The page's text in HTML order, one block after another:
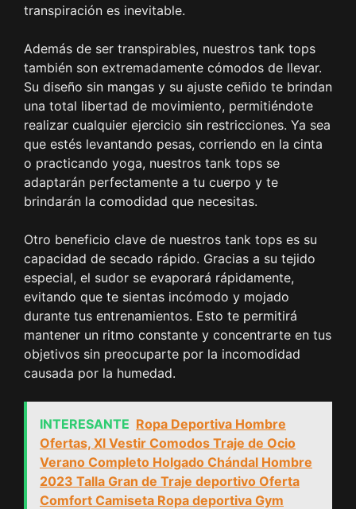
transpiración es inevitable.
Además de ser transpirables, nuestros tank tops
también son extremadamente cómodos de llevar.
Su diseño sin mangas y su ajuste ceñido te brindan
una total libertad de movimiento, permitiéndote
realizar cualquier ejercicio sin restricciones. Ya sea
que estés levantando pesas, corriendo en la cinta
o practicando yoga, nuestros tank tops se
adaptarán perfectamente a tu cuerpo y te
brindarán la comodidad que necesitas.
Otro beneficio clave de nuestros tank tops es su
capacidad de secado rápido. Gracias a su tejido
especial, el sudor se evaporará rápidamente,
evitando que te sientas incómodo y mojado
durante tus entrenamientos. Esto te permitirá
mantener un ritmo constante y concentrarte en tus
objetivos sin preocuparte por la incomodidad
causada por la humedad.
INTERESANTE Ropa Deportiva Hombre
Ofertas, Xl Vestir Comodos Traje de Ocio
Verano Completo Holgado Chándal Hombre
2023 Talla Gran de Traje deportivo Oferta
Comfort Camiseta Ropa deportiva Gym